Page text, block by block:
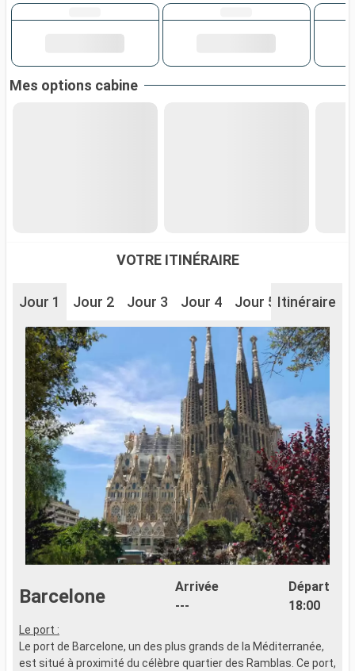
Mes options cabine
VOTRE ITINÉRAIRE
Jour 1 Jour 2 Jour 3 Jour 4 Jour 5 Jour 6
Itinéraire
Barcelone
Arrivée
---
Départ
18:00
Le port :
Le port de Barcelone, un des plus grands de la Méditerranée,
est situé à proximité du célèbre quartier des Ramblas. Ce port,